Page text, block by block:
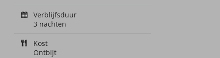
Verblijfsduur
3 nachten
Kost
Ontbijt